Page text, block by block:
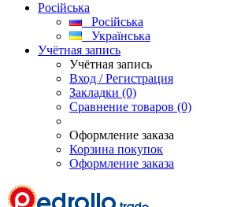
Російська
Російська
Українська
Учётная запись
Учётная запись
Вход / Регистрация
Закладки (0)
Сравнение товаров (0)
Оформление заказа
Корзина покупок
Оформление заказа